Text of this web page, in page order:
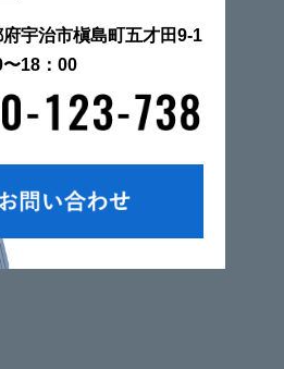
宇治市槇島町五才田9-1
18：00